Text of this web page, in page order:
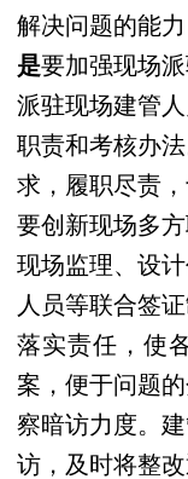
解决问题的能
是要加强现场
派驻现场建管
职责和考核办
求，履职尽责
要创新现场多
现场监理、设
人员等联合签
落实责任，使
案，便于问题的
察暗访力度。
访，及时将整